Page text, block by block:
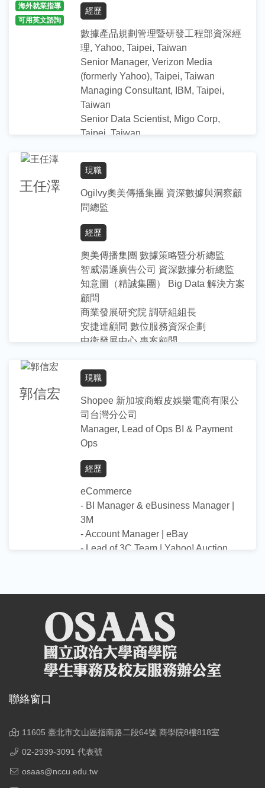
政治大學 企業管理學系 學士
海外就業指導
可用英文諮詢
經歷
數據產品規劃管理暨研發工程部資深經
理, Yahoo, Taipei, Taiwan
Senior Manager, Verizon Media
(formerly Yahoo), Taipei, Taiwan
Managing Consultant, IBM, Taipei,
Taiwan
Senior Data Scientist, Migo Corp,
Taipei, Taiwan
Taiwan
Manager/Statistician, inVentiv Clinical
Solutions, MD, USA/Taipei, Taiwan
Data Mining Analyst, OgilvyOne
指導項目／專長
協助學生釐清職涯相關之興趣與目標
履歷表寫作指導與修改
英語面試、英文履歷諮詢
協助學生了解產業發展與職場文化
面試技巧指導與模擬演練
M.S, Dept. of Statistics, Ohio State
University, OH, USA
M.B.A, Dept. of International Business,
National Taiwan University, Taipei,
Taiwan concentration in Marketing.
B.B.A., Dept. of Statistics, National
major in Statistics, minor in Business
Administration.
王任澤
現職
Ogilvy奧美傳播集團 資深數據與洞察顧
問總監
經歷
奧美傳播集團 數據策略暨分析總監
智威湯遜廣告公司 資深數據分析總監
知意圖（精誠集團） Big Data 解決方案
顧問
商業發展研究院 調研組組長
安捷達顧問 數位服務資深企劃
中衛發展中心 專案顧問
指導項目／專長
協助學生釐清職涯相關之興趣與目標
協助學生了解產業發展與職場文化
協助學生了解產業發展與職場文化
面試技巧指導與模擬演練
學歷
台北大學 企業管理研究所
政治大學 統計學系
郭信宏
現職
Shopee 新加坡商蝦皮娛樂電商有限公
司台灣分公司
Manager, Lead of Ops BI & Payment
Ops
經歷
eCommerce
- BI Manager & eBusiness Manager |
3M
- Account Manager | eBay
- Lead of 3C Team | Yahoo! Auction
協助學生釐清職涯相關之興趣與目標
履歷表寫作指導與修改
英語面試、英文履歷諮詢
協助學生了解產業發展與職場文化
學歷
BBA, National Chengchi University 政
聯絡窗口
11605 臺北市文山區指南路二段64號 商學院8樓818室
02-2939-3091 代表號
osaas@nccu.edu.tw